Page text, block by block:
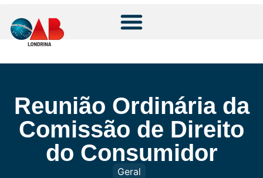
Reunião Ordinária da
Comissão de Direito
do Consumidor
Geral